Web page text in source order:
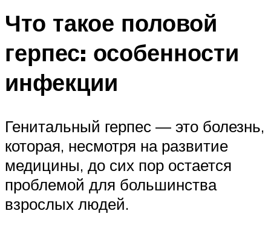
Что такое половой
герпес: особенности
инфекции
Генитальный герпес — это болезнь,
которая, несмотря на развитие
медицины, до сих пор остается
проблемой для большинства
взрослых людей.